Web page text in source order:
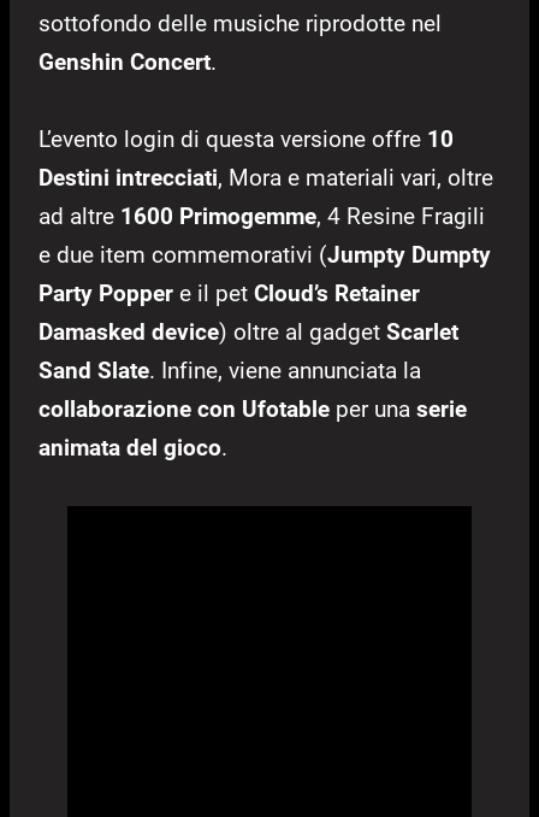
sottofondo delle musiche riprodotte nel
Genshin Concert.
L’evento login di questa versione offre 10
Destini intrecciati, Mora e materiali vari, oltre
ad altre 1600 Primogemme, 4 Resine Fragili
e due item commemorativi (Jumpty Dumpty
Party Popper e il pet Cloud’s Retainer
Damasked device) oltre al gadget Scarlet
Sand Slate. Infine, viene annunciata la
collaborazione con Ufotable per una serie
animata del gioco.